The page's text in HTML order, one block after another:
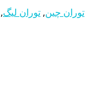
توران چین, توران لیگ,